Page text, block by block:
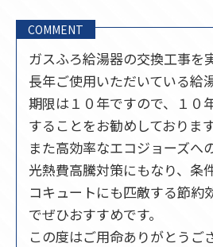
COMMENT
ガスふろ給湯器の交換工事を
長年ご使用いただいている給
期限は１０年ですので、１０
することをお勧めしております
また高効率なエコジョーズへ
光熱費高騰対策にもなり、条
コキュートにも匹敵する節約
でぜひおすすめです。
この度はご用命ありがとうご